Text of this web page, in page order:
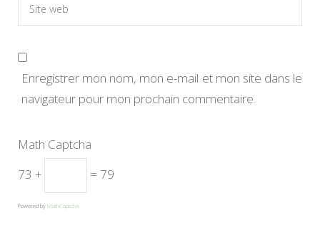
Enregistrer mon nom, mon e-mail et mon site dans le
navigateur pour mon prochain commentaire.
Math Captcha
73 +
= 79
Powered byMathCaptcha